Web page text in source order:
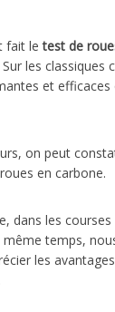
fait letest de
les
et efficaces
on peut
en carbone.
dans les
temps,
les